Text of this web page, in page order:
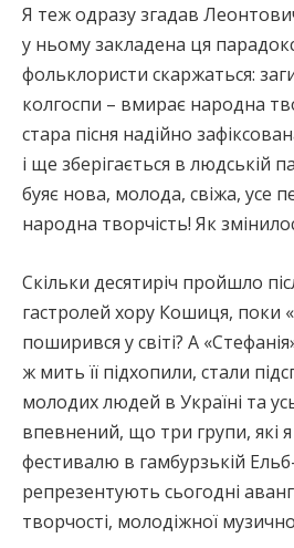
Я теж одразу згадав
у ньому закладена ця
фольклористи скаржаться:
колгоспи – вмирає народна
стара пісня надійно
і ще зберігається в людській
буяє нова, молода, свіжа, усе
народна творчість! Як
Скільки десятиріч пройшло
гастролей хору Кошиця, поки
поширився у світі? А
ж мить її підхопили, стали
молодих людей в Україні та
впевнений, що три групи, які
фестивалю в гамбурзькій
репрезентують сьогодні
творчості, молодіжної